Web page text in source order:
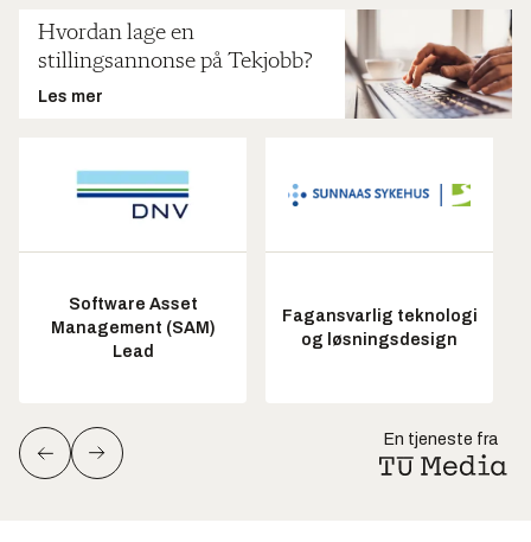
Hvordan lage en
stillingsannonse på Tekjobb?
Les mer
Software Asset
Management (SAM)
Lead
Fagansvarlig teknologi
og løsningsdesign
En tjeneste fra